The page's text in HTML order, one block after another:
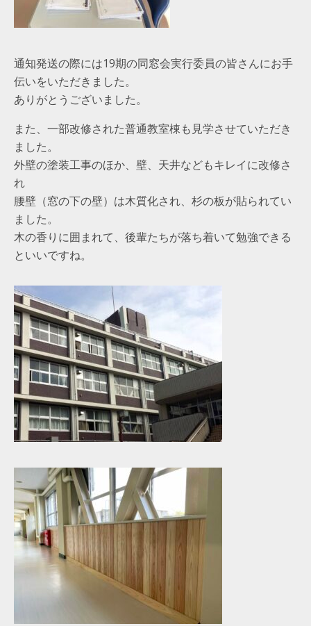
通知発送の際には19期の同窓会実行委員の皆さんにお手
伝いをいただきました。
ありがとうございました。
また、一部改修された普通教室棟も見学させていただき
ました。
外壁の塗装工事のほか、壁、天井などもキレイに改修さ
れ
腰壁（窓の下の壁）は木質化され、杉の板が貼られてい
ました。
木の香りに囲まれて、後輩たちが落ち着いて勉強できる
といいですね。